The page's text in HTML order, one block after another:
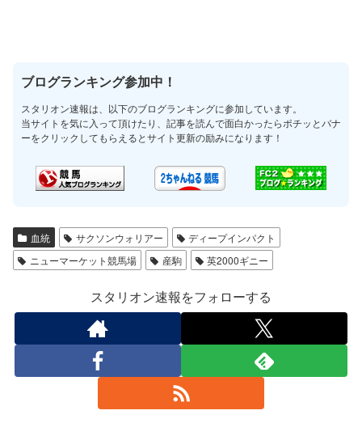
ブログランキング参加中！
スタリオン速報は、以下のブログランキングに参加しています。
当サイトを気に入って頂けたり、記事を読んで面白かったらポチッとバナ
ーをクリックしてもらえるとサイト更新の励みになります！
血統 サクソンウォリアー
ディープインパクト
ニューマーケット競馬場
産駒 英2000ギニー
スタリオン速報をフォローする